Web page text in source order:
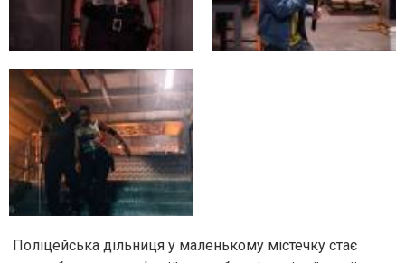
Поліцейська дільниця у маленькому містечку стає